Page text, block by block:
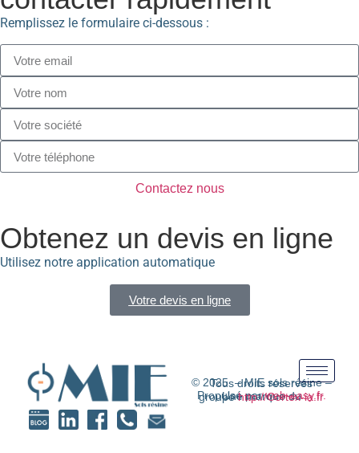
Remplissez le formulaire ci-dessous :
Contactez nous
Obtenez un devis en ligne
Utilisez notre application automatique
Votre devis en ligne
© 2025 – MIE sols résine – Tous droits réservés
Propulsé parweb-easy.fr.
Une marque du groupehttp://Cortex-ia.fr